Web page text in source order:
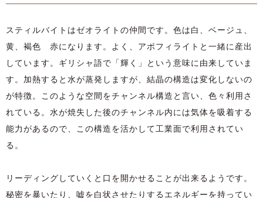
スティルバイトはゼオライトの仲間です。色は白、ベージュ、
黄、褐色 赤になります。よく、アポフィライトと一緒に産出
しています。ギリシャ語で「輝く」という意味に由来していま
す。加熱すると水が蒸発しますが、結晶の構造は変化しないの
が特徴。このような空間をチャンネル構造と言い、色々利用さ
れている。水が焼失した後のチャンネル内には気体を吸着する
能力があるので、この構造を活かして工業面で利用されてい
る。
リーディングしていくと口を開かせることが出来るようです。
秘密を暴いたり、嘘を白状させたりするエネルギーを持ってい